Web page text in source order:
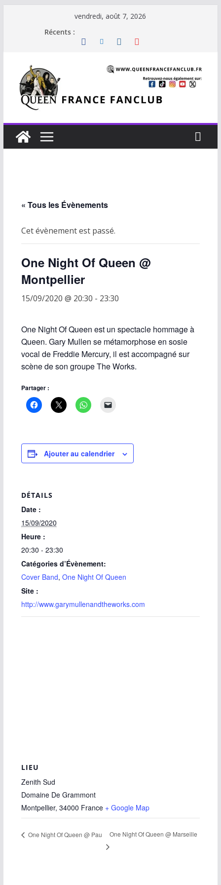
vendredi, août 7, 2026
Récents :
« Tous les Évènements
Cet évènement est passé.
One Night Of Queen @
Montpellier
15/09/2020 @ 20:30 - 23:30
One Night Of Queen est un spectacle hommage à
Queen. Gary Mullen se métamorphose en sosie
vocal de Freddie Mercury, il est accompagné sur
scène de son groupe The Works.
Partager :
Ajouter au calendrier
DÉTAILS
Date :
15/09/2020
Heure :
20:30 - 23:30
Catégories d’Évènement:
Cover Band, One Night Of Queen
Site :
http://www.garymullenandtheworks.com
LIEU
Zenith Sud
Domaine De Grammont
Montpellier, 34000 France + Google Map
One Night Of Queen @ Pau One Night Of Queen @ Marseille